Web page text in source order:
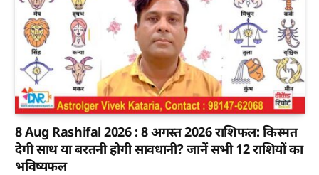
8 Aug Rashifal 2026 : 8 अगस्त 2026 राशिफल: किस्मत
देगी साथ या बरतनी होगी सावधानी? जानें सभी 12 राशियों का
भविष्यफल